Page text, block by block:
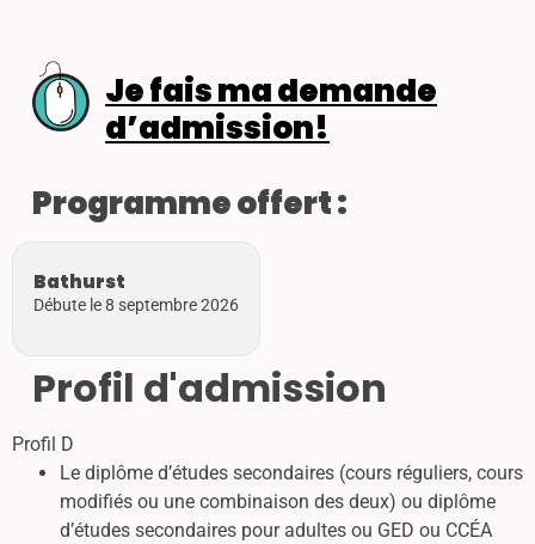
Je fais ma demande
d’admission!
Programme offert :
Bathurst
Débute le 8 septembre 2026
Profil d'admission
Profil D
Le diplôme d’études secondaires (cours réguliers, cours
modifiés ou une combinaison des deux) ou diplôme
d’études secondaires pour adultes ou GED ou CCÉA